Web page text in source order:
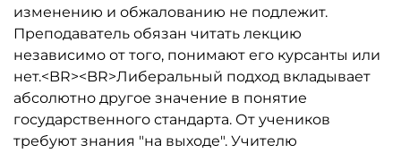
изменению и обжалованию не подлежит.
Преподаватель обязан читать лекцию
независимо от того, понимают его курсанты или
нет.<BR><BR>Либеральный подход вкладывает
абсолютно другое значение в понятие
государственного стандарта. От учеников
требуют знания "на выходе". Учителю